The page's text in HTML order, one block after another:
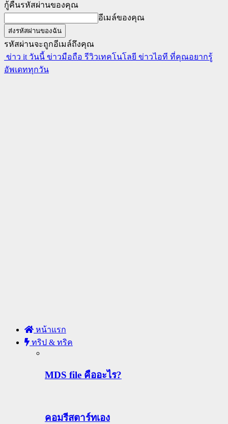
กู้คืนรหัสผ่านของคุณ
อีเมล์ของคุณ
รหัสผ่านจะถูกอีเมล์ถึงคุณ
ข่าว it วันนี้ ข่าวมือถือ รีวิวเทคโนโลยี ข่าวไอที ที่คุณอยากรู้
อัพเดททุกวัน
หน้าแรก
ทริป & ทริค
MDS file คืออะไร?
คอมรีสตาร์ทเอง